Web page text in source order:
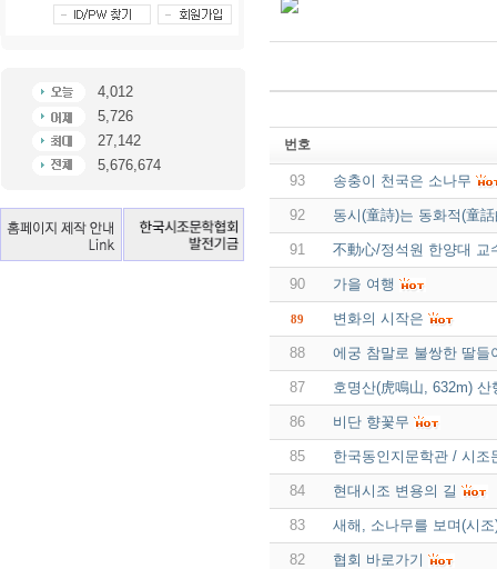
4,012
5,726
27,142
5,676,674
번호
93 송충이 천국은 소나무
92 동시(童詩)는 동화적(童
91 不動心/정석원 한양대 교
90 가을 여행
89 변화의 시작은
88 에궁 참말로 불쌍한 딸들
87 호명산(虎鳴山, 632m)
86 비단 향꽃무
85 한국동인지문학관 / 시조
84 현대시조 변용의 길
83 새해, 소나무를 보며(시조
82 협회 바로가기